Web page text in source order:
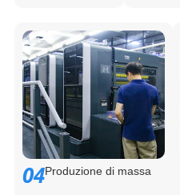
04Produzione di massa